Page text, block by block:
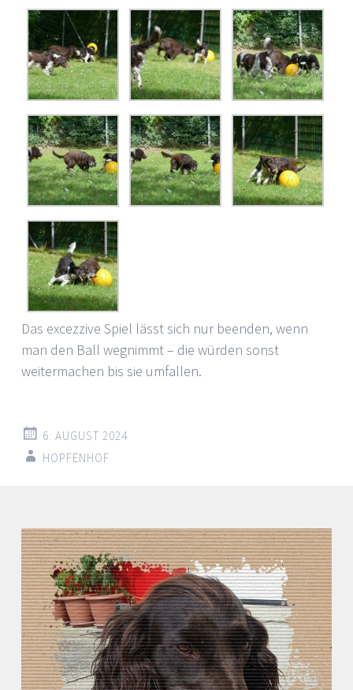
Das excezzive Spiel lässt sich nur beenden, wenn
man den Ball wegnimmt – die würden sonst
weitermachen bis sie umfallen.
6. AUGUST 2024
HOPFENHOF